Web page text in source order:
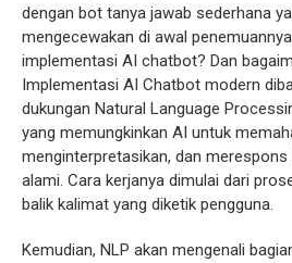
dengan bot tanya jawab sederhana
mengecewakan di awal
implementasi AI chatbot? Dan
Implementasi AI Chatbot modern
dukungan Natural Language
yang memungkinkan AI untuk
menginterpretasikan, dan
alami. Cara kerjanya dimulai dari
balik kalimat yang diketik pengguna.
Kemudian, NLP akan mengenali